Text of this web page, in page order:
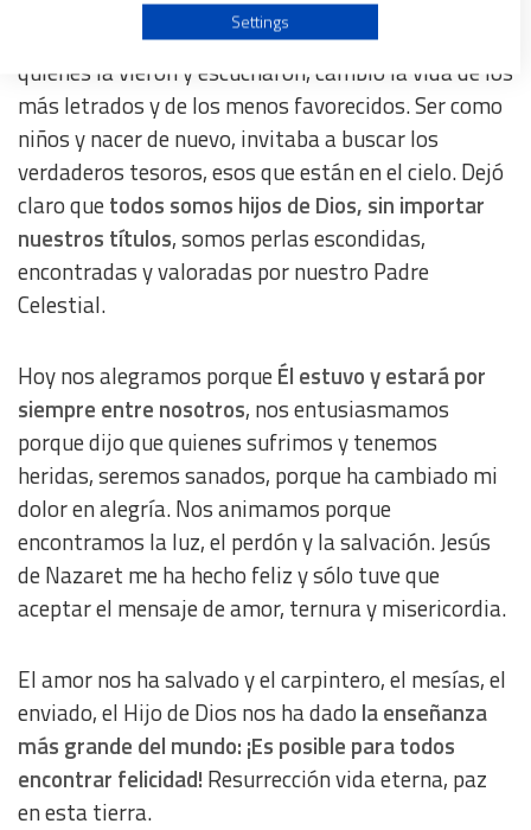
La sonrisa de Jesús lograba contagiar de amor a
quienes la vieron y escucharon, cambió la vida de los
más letrados y de los menos favorecidos. Ser como
niños y nacer de nuevo, invitaba a buscar los
verdaderos tesoros, esos que están en el cielo. Dejó
claro quetodos somos hijos de Dios, sin importar
nuestros títulos, somos perlas escondidas,
encontradas y valoradas por nuestro Padre
Celestial.
Hoy nos alegramos porqueÉl estuvo y estará por
siempre entre nosotros, nos entusiasmamos
porque dijo que quienes sufrimos y tenemos
heridas, seremos sanados, porque ha cambiado mi
dolor en alegría. Nos animamos porque
encontramos la luz, el perdón y la salvación. Jesús
de Nazaret me ha hecho feliz y sólo tuve que
aceptar el mensaje de amor, ternura y misericordia.
El amor nos ha salvado y el carpintero, el mesías, el
enviado, el Hijo de Dios nos ha dado la enseñanza
más grande del mundo: ¡Es posible para todos
encontrar felicidad! Resurrección vida eterna, paz
en esta tierra.
Use profiles to select personalised advertising
Create profiles to personalise content
Use profiles to select personalised content
Measure advertising performance
Measure content performance
of data from different sources
Develop and improve services
Use limited data to select content
IAB Special Features:
Use precise geolocation data
Identify devices based on information actively requested
Non-IAB processing purposes:
Essential
Settings